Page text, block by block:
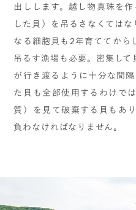
出しします。越し物真珠を
した貝）を吊るさなくては
なる細胞貝も2年育ててから
吊るす漁場も必要。密集し
が行き渡るように十分な間
た貝も全部使用するわけで
質）を見て破棄する貝もあ
負わなければなりません。